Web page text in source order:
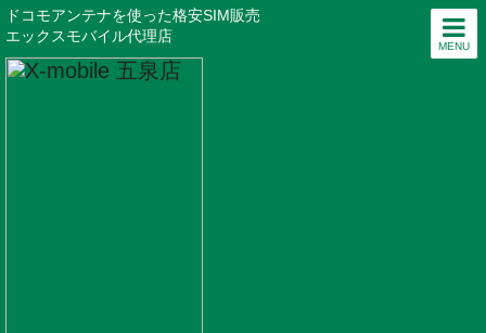
MENU
ドコモアンテナを使った格安SIM販売
エックスモバイル代理店